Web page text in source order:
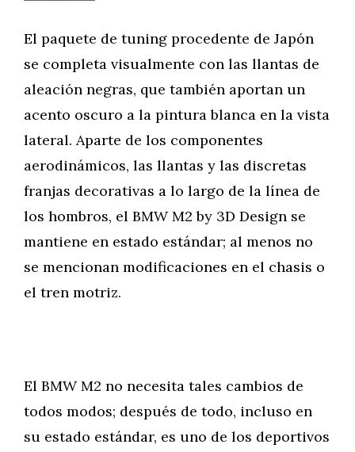
El paquete de tuning procedente de Japón
se completa visualmente con las llantas de
aleación negras, que también aportan un
acento oscuro a la pintura blanca en la vista
lateral. Aparte de los componentes
aerodinámicos, las llantas y las discretas
franjas decorativas a lo largo de la línea de
los hombros, el BMW M2 by 3D Design se
mantiene en estado estándar; al menos no
se mencionan modificaciones en el chasis o
el tren motriz.
El BMW M2 no necesita tales cambios de
todos modos; después de todo, incluso en
su estado estándar, es uno de los deportivos